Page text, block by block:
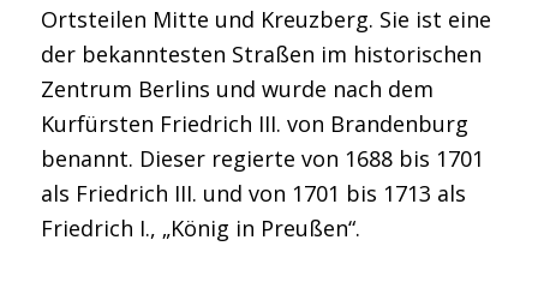
Ortsteilen Mitte und Kreuzberg. Sie ist eine
der bekanntesten Straßen im historischen
Zentrum Berlins und wurde nach dem
Kurfürsten Friedrich III. von Brandenburg
benannt. Dieser regierte von 1688 bis 1701
als Friedrich III. und von 1701 bis 1713 als
Friedrich I., „König in Preußen“.